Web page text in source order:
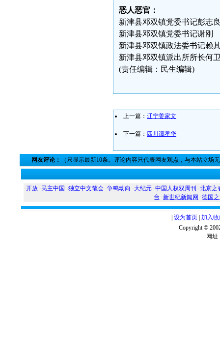
恶人恶官：
新津县邓双镇党委书记彭志
新津县邓双镇党委书记谢刚
新津县邓双镇政法委书记赖
新津县邓双镇派出所所长何
(责任编辑：民生编辑)
上一篇： 辽宁姜家文
下一篇： 四川谭孝华
网友评论： （只显示最新10条。评论内容只代表网友观点，与本站立场
·开放 · 民主中国 ·独立中文笔会 ·争鸣动向 ·大纪元 ·中国人权双周刊 ·北京之
台 ·新世纪新闻网 ·德国
设为首页 加入
Copyright ©
网址